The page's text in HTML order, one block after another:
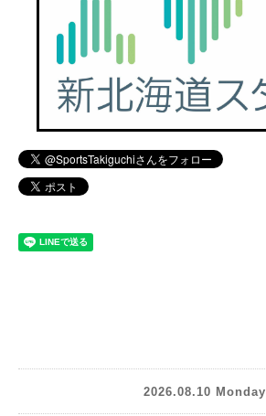
2026.08.10 Monday